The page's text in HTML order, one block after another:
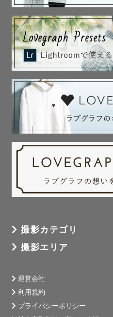
撮影カテゴリ
撮影エリア
運営会社
利用規約
プライバシーポリシー